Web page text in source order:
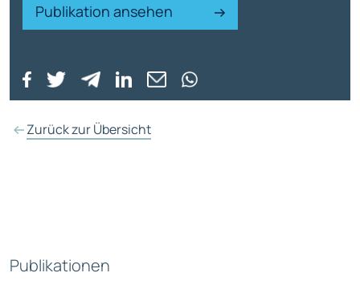
Publikation ansehen
Zurück zur Übersicht
Publikationen